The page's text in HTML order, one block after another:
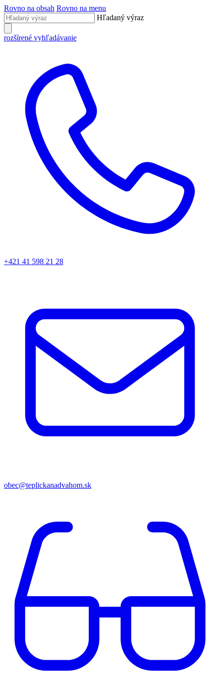
Rovno na obsah Rovno na menu
Hľadaný výraz
rozšírené vyhľadávanie
+421 41 598 21 28
obec@teplickanadvahom.sk